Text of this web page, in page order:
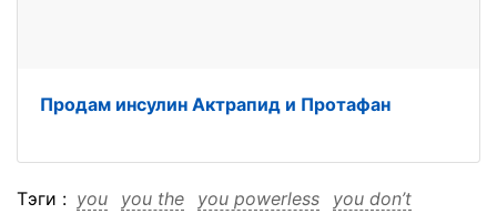
Продам инсулин Актрапид и Протафан
Тэги : you you the you powerless you don’t